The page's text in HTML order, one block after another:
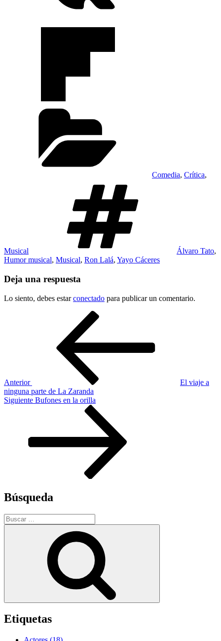
Comedia, Crítica,
Musical Álvaro Tato,
Humor musical, Musical, Ron Lalá, Yayo Cáceres
Deja una respuesta
Lo siento, debes estarconectado para publicar un comentario.
Anterior
El viaje a
ninguna parte de La Zaranda
Siguiente
Siguiente Bufones en la orilla
Búsqueda
Buscar
por:
Etiquetas